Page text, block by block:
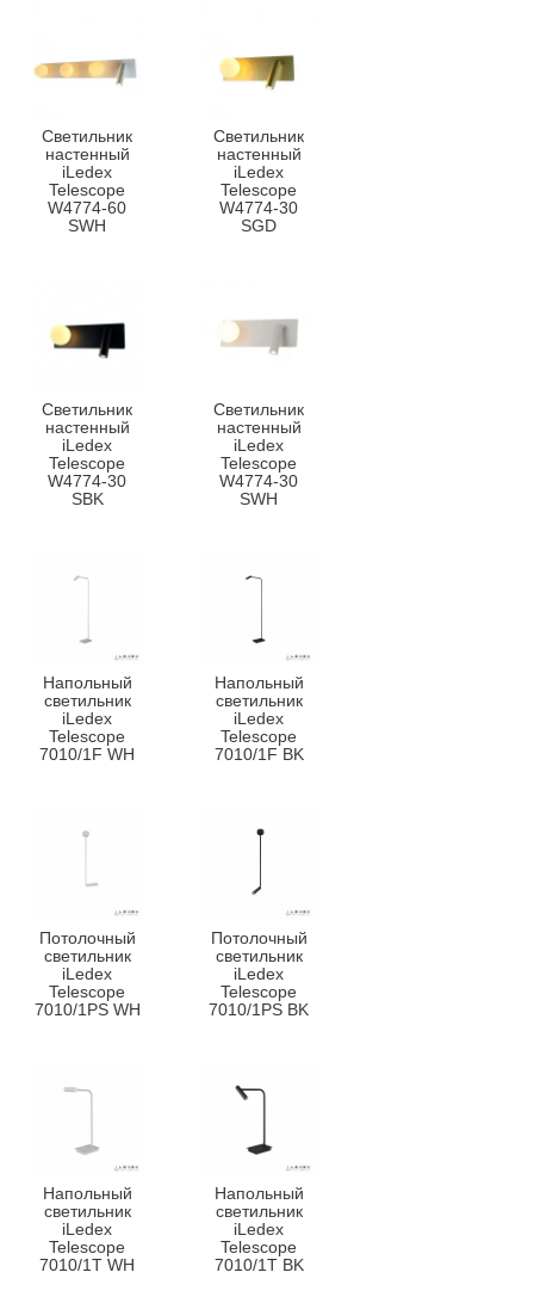
Светильник
настенный
iLedex
Telescope
W4774-60
SWH
Светильник
настенный
iLedex
Telescope
W4774-30
SGD
Светильник
настенный
iLedex
Telescope
W4774-30
SBK
Светильник
настенный
iLedex
Telescope
W4774-30
SWH
Напольный
светильник
iLedex
Telescope
7010/1F WH
Напольный
светильник
iLedex
Telescope
7010/1F BK
Потолочный
светильник
iLedex
Telescope
7010/1PS WH
Потолочный
светильник
iLedex
Telescope
7010/1PS BK
Напольный
светильник
iLedex
Telescope
7010/1T WH
Напольный
светильник
iLedex
Telescope
7010/1T BK